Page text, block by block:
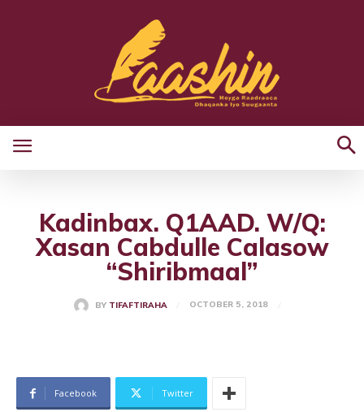
Kadinbax. Q1AAD. W/Q:
Xasan Cabdulle Calasow
“Shiribmaal”
BY TIFAFTIRAHA OCTOBER 5, 2018
Facebook Twitter